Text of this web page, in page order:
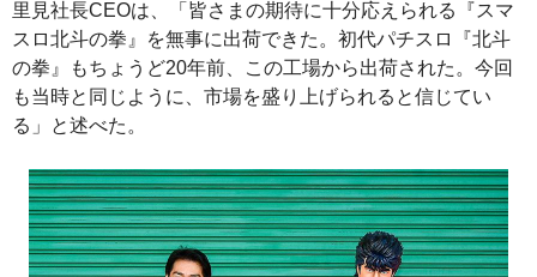
里見社長CEOは、「皆さまの期待に十分応えられる『スマ
スロ北斗の拳』を無事に出荷できた。初代パチスロ『北斗
の拳』もちょうど20年前、この工場から出荷された。今回
も当時と同じように、市場を盛り上げられると信じてい
る」と述べた。